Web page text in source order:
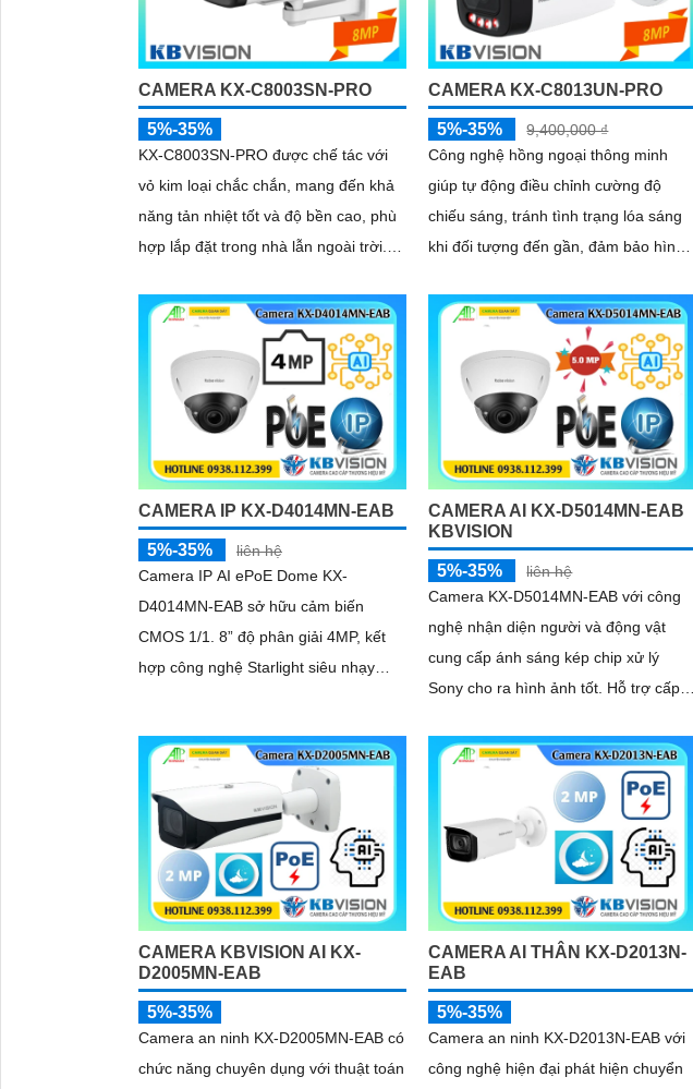
CAMERA KX-C8003SN-PRO
5%-35%
KX-C8003SN-PRO được chế tác với
vỏ kim loại chắc chắn, mang đến khả
năng tản nhiệt tốt và độ bền cao, phù
hợp lắp đặt trong nhà lẫn ngoài trời.
tiết kiệm thời gian và chi phí cho người
CAMERA KX-C8013UN-PRO
5%-35%
9,400,000 ₫
Công nghệ hồng ngoại thông minh
giúp tự động điều chỉnh cường độ
chiếu sáng, tránh tình trạng lóa sáng
khi đối tượng đến gần, đảm bảo hình
đó, công nghệ giảm nhiễu 3DNR và
chống ngược sáng DWDR giúp
camera tái tạo màu sắc chính xác và
rõ ràng trong mọi điều kiện ánh sáng
phức tạp như ngược sáng mạnh hay
thiếu sáng
CAMERA IP KX-D4014MN-EAB
5%-35%
liên hệ
Camera IP AI ePoE Dome KX-
D4014MN-EAB sở hữu cảm biến
CMOS 1/1. 8” độ phân giải 4MP, kết
hợp công nghệ Starlight siêu nhạy
CAMERA AI KX-D5014MN-EAB
KBVISION
5%-35%
liên hệ
Camera KX-D5014MN-EAB với công
nghệ nhận diện người và động vật
cung cấp ánh sáng kép chip xử lý
Sony cho ra hình ảnh tốt. Hỗ trợ cấp
hình ảnh màu ban đêm
CAMERA KBVISION AI KX-
D2005MN-EAB
5%-35%
Camera an ninh KX-D2005MN-EAB có
chức năng chuyên dụng với thuật toán
CAMERA AI THÂN KX-D2013N-
EAB
5%-35%
Camera an ninh KX-D2013N-EAB với
công nghệ hiện đại phát hiện chuyển